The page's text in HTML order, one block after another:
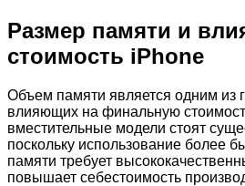
Размер памяти и
стоимость iPhone
Объем памяти является одним из
влияющих на финальную
вместительные модели стоят
поскольку использование более
памяти требует
повышает себестоимость